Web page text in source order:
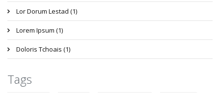
Lor Dorum Lestad (1)
Lorem Ipsum (1)
Doloris Tchoais (1)
Tags